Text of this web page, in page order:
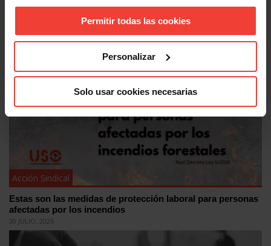
Permitir todas las cookies
Personalizar
Solo usar cookies necesarias
OTRAS NOTICIAS
Acción Sindical
Estas son las medidas de protección laboral para personas
afectadas por los incendios
30 JULIO, 2026